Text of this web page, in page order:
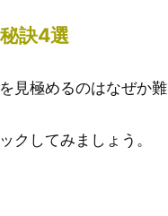
訣4選
見極めるのはなぜか難
クしてみましょう。